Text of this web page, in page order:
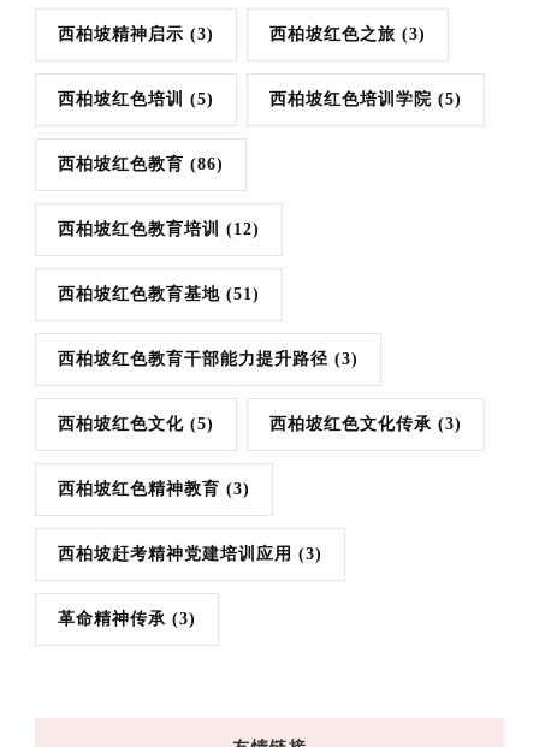
西柏坡精神启示 (3) 西柏坡红色之旅 (3)
西柏坡红色培训 (5) 西柏坡红色培训学院 (5)
西柏坡红色教育 (86)
西柏坡红色教育培训 (12)
西柏坡红色教育基地 (51)
西柏坡红色教育干部能力提升路径 (3)
西柏坡红色文化 (5) 西柏坡红色文化传承 (3)
西柏坡红色精神教育 (3)
西柏坡赶考精神党建培训应用 (3)
革命精神传承 (3)